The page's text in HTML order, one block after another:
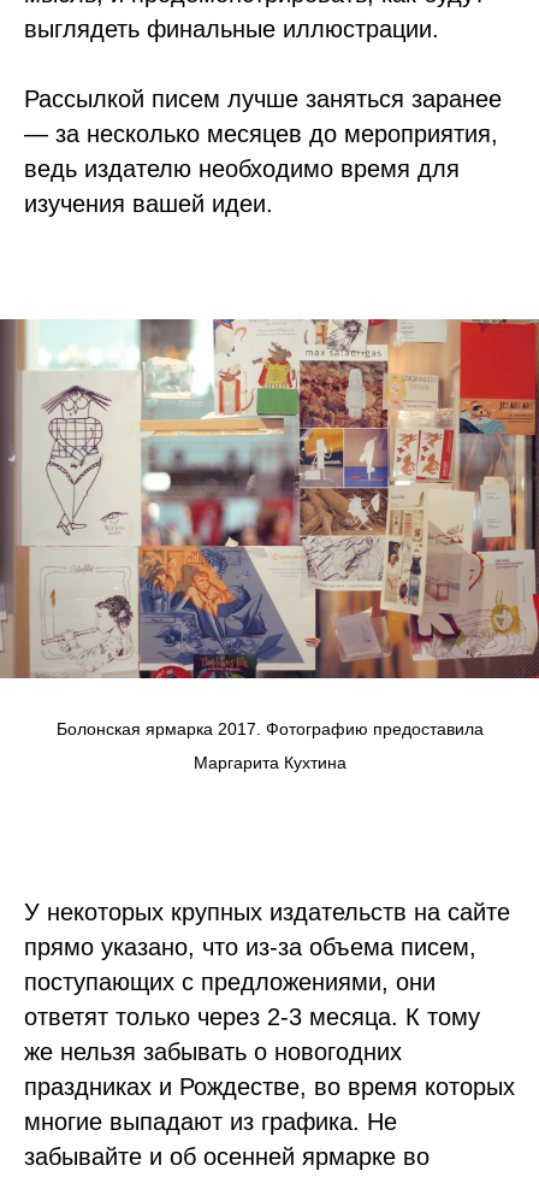
выглядеть финальные иллюстрации.
Рассылкой писем лучше заняться заранее
— за несколько месяцев до мероприятия,
ведь издателю необходимо время для
изучения вашей идеи.
Болонская ярмарка 2017. Фотографию предоставила
Маргарита Кухтина
У некоторых крупных издательств на сайте
прямо указано, что из-за объема писем,
поступающих с предложениями, они
ответят только через 2-3 месяца. К тому
же нельзя забывать о новогодних
праздниках и Рождестве, во время которых
многие выпадают из графика. Не
забывайте и об осенней ярмарке во